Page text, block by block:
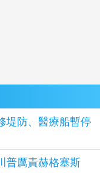
防、醫療船暫停
厲責赫格塞斯